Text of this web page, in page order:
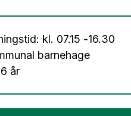
kl. 07.15 -16.30
barnehage
år